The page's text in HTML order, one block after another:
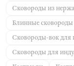
Сковороды из
Блинные
Сковороды-вок
Сковороды для